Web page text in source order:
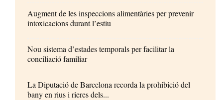
Augment de les inspeccions alimentàries per prevenir
intoxicacions durant l’estiu
Nou sistema d’estades temporals per facilitar la
conciliació familiar
La Diputació de Barcelona recorda la prohibició del
bany en rius i rieres dels...